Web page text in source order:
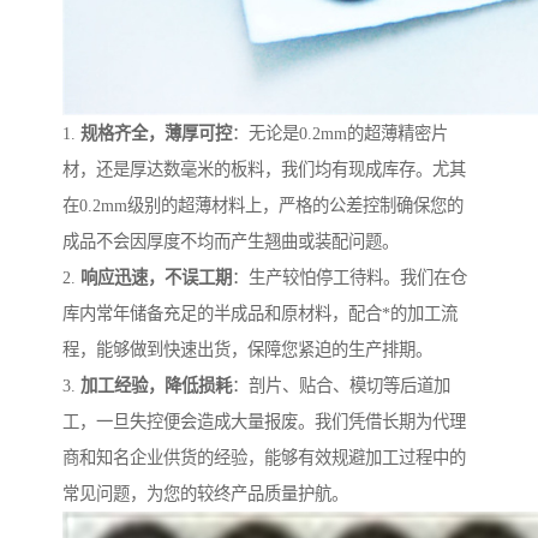
1. 规格齐全，薄厚可控：无论是0.2mm的超薄精密片
材，还是厚达数毫米的板料，我们均有现成库存。尤其
在0.2mm级别的超薄材料上，严格的公差控制确保您的
成品不会因厚度不均而产生翘曲或装配问题。
2. 响应迅速，不误工期：生产较怕停工待料。我们在仓
库内常年储备充足的半成品和原材料，配合*的加工流
程，能够做到快速出货，保障您紧迫的生产排期。
3. 加工经验，降低损耗：剖片、贴合、模切等后道加
工，一旦失控便会造成大量报废。我们凭借长期为代理
商和知名企业供货的经验，能够有效规避加工过程中的
常见问题，为您的较终产品质量护航。